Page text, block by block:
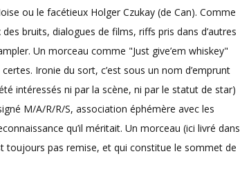
ou le facétieux Holger Czukay (de Can). Comme
bruits, dialogues de films, riffs pris dans d’autres
Un morceau comme "Just give’em whiskey"
Ironie du sort, c’est sous un nom d’emprunt
intéressés ni par la scène, ni par le statut de star)
M/A/R/R/S, association éphémère avec les
qu’il méritait. Un morceau (ici livré dans
toujours pas remise, et qui constitue le sommet de